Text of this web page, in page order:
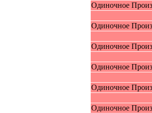
Oдиночное
Oдиночное
Oдиночное
Oдиночное
Oдиночное
Oдиночное